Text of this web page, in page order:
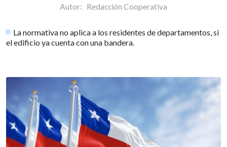
Autor: Redacción Cooperativa
La normativa no aplica a los residentes de departamentos, si
el edificio ya cuenta con una bandera.